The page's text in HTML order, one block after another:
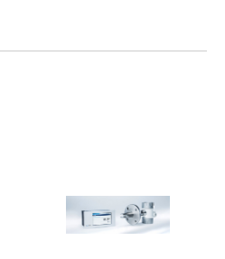
㎥ (オプション：±[0.2 また
× abs (T-25℃] kg/㎥ (計算
よりも大きい場合)